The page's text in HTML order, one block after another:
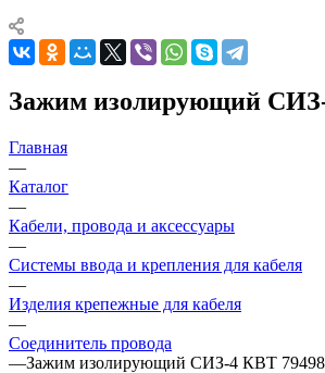
Зажим изолирующий
Главная
—
Каталог
—
Кабели, провода и аксессуары
—
Системы ввода и крепления для кабеля
—
Изделия крепежные для кабеля
—
Соединитель провода
—Зажим изолирующий СИЗ-4 КВТ 79498